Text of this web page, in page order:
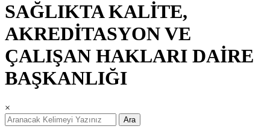
SAĞLIKTA KALİTE,
AKREDİTASYON VE
ÇALIŞAN HAKLARI DAİRE
BAŞKANLIĞI
×
Ara